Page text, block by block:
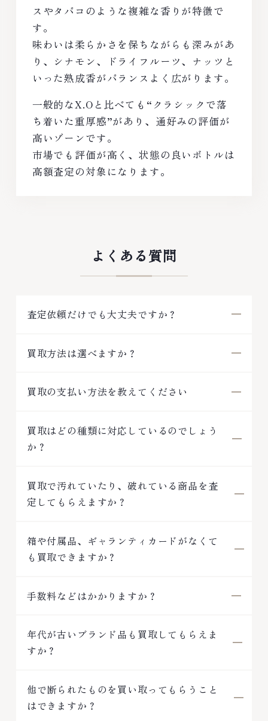
スやタバコのような複雑な香りが特徴で
す。
味わいは柔らかさを保ちながらも深みがあ
り、シナモン、ドライフルーツ、ナッツと
いった熟成香がバランスよく広がります。
一般的なX.Oと比べても“クラシックで落
ち着いた重厚感”があり、通好みの評価が
高いゾーンです。
市場でも評価が高く、状態の良いボトルは
高額査定の対象になります。
よくある質問
査定依頼だけでも大丈夫ですか？
買取方法は選べますか？
買取の支払い方法を教えてください
買取はどの種類に対応しているのでしょう
か？
買取で汚れていたり、破れている商品を査
定してもらえますか？
箱や付属品、ギャランティカードがなくて
も買取できますか？
手数料などはかかりますか？
年代が古いブランド品も買取してもらえま
すか？
他で断られたものを買い取ってもらうこと
はできますか？